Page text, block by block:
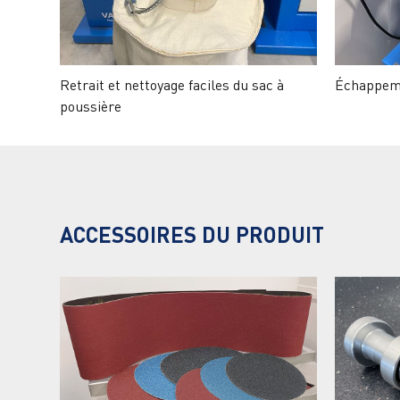
Retrait et nettoyage faciles du sac à
poussière
ACCESSOIRES DU PRODUIT